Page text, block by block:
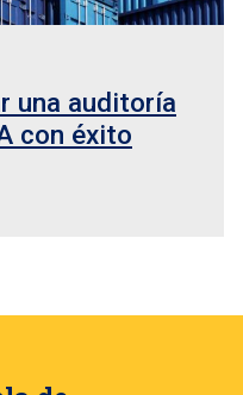
una auditoría
con éxito